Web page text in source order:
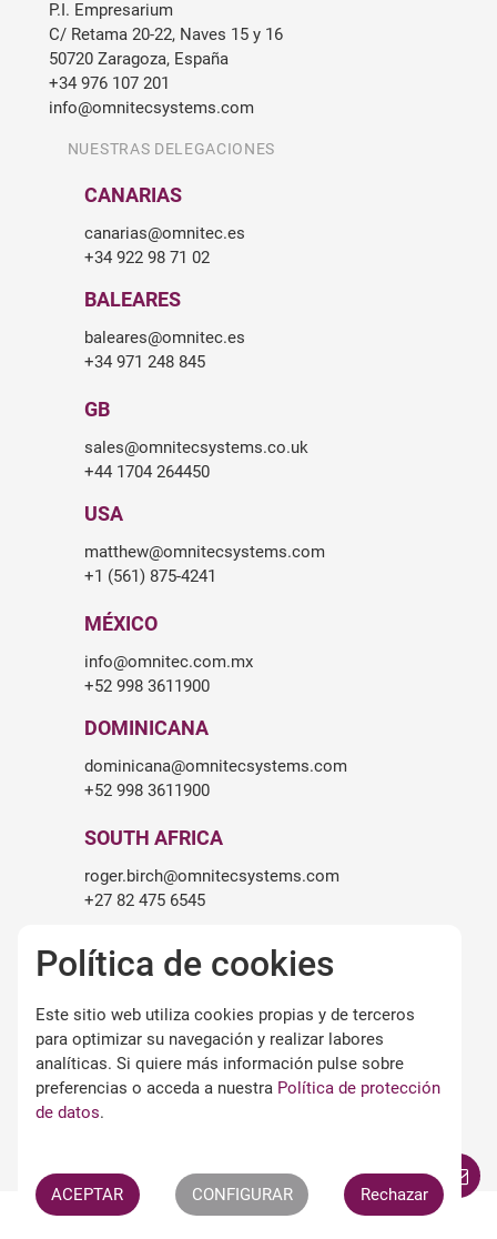
P.I. Empresarium
C/ Retama 20-22, Naves 15 y 16
50720 Zaragoza, España
+34 976 107 201
info@omnitecsystems.com
NUESTRAS DELEGACIONES
CANARIAS
canarias@omnitec.es
+34 922 98 71 02
BALEARES
baleares@omnitec.es
+34 971 248 845
GB
sales@omnitecsystems.co.uk
+44 1704 264450
USA
matthew@omnitecsystems.com
+1 (561) 875-4241
MÉXICO
info@omnitec.com.mx
+52 998 3611900
DOMINICANA
dominicana@omnitecsystems.com
+52 998 3611900
SOUTH AFRICA
roger.birch@omnitecsystems.com
+27 82 475 6545
LEGALIDAD
Aviso legal
Términos y condiciones de uso
Política de privacidad
All Rights Reserved © OMNITEC SYSTEMS S.L.
Política de cookies
Este sitio web utiliza cookies propias y de terceros
para optimizar su navegación y realizar labores
analíticas. Si quiere más información pulse sobre
preferencias o acceda a nuestra Política de protección
de datos.
ACEPTAR CONFIGURAR Rechazar